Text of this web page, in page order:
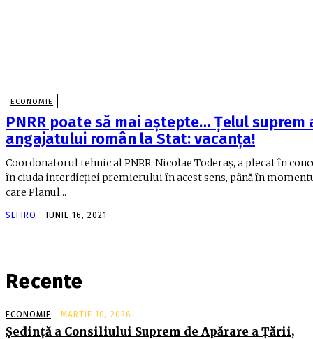
ECONOMIE
PNRR poate să mai aștepte… Țelul suprem
angajatului român la Stat: vacanța!
Coordonatorul tehnic al PNRR, Nicolae Toderaş, a plecat în
în ciuda interdicţiei premierului în acest sens, până în
care Planul...
SEFIRO - IUNIE 16, 2021
Recente
ECONOMIE MARTIE 10, 2026
Şedinţă a Consiliului Suprem de Apărare a Ţării,